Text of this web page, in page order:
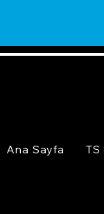
Ana Sayfa TS